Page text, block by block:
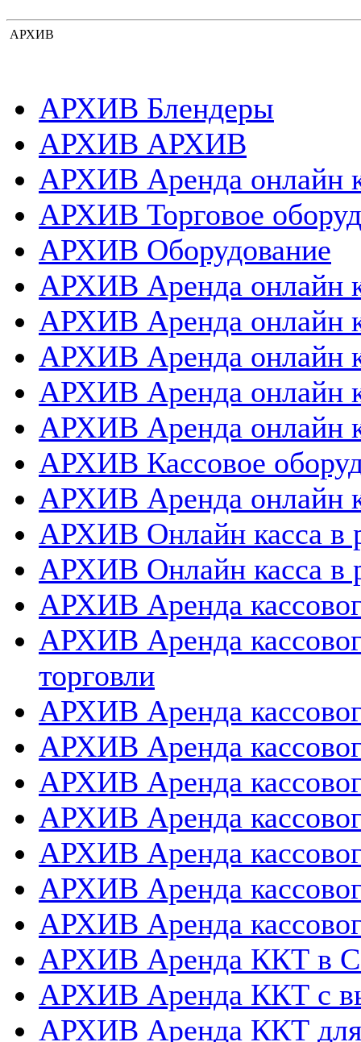
АРХИВ
АРХИВ Блендеры
АРХИВ АРХИВ
АРХИВ Аренда онлайн
АРХИВ Торговое
АРХИВ Оборудование
АРХИВ Аренда онлайн
АРХИВ Аренда онлайн
АРХИВ Аренда онлайн
АРХИВ Аренда онлайн
АРХИВ Аренда онлайн
АРХИВ Кассовое
АРХИВ Аренда онлайн
АРХИВ Онлайн касса в
АРХИВ Онлайн касса в
АРХИВ Аренда
АРХИВ Аренда
торговли
АРХИВ Аренда
АРХИВ Аренда
АРХИВ Аренда
АРХИВ Аренда
АРХИВ Аренда
АРХИВ Аренда
АРХИВ Аренда
АРХИВ Аренда ККТ в
АРХИВ Аренда ККТ с
АРХИВ Аренда ККТ для